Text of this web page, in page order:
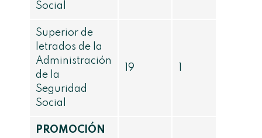
Social
Superior de
letrados de la
Administración
de la
Seguridad
Social
19
PROMOCIÓN